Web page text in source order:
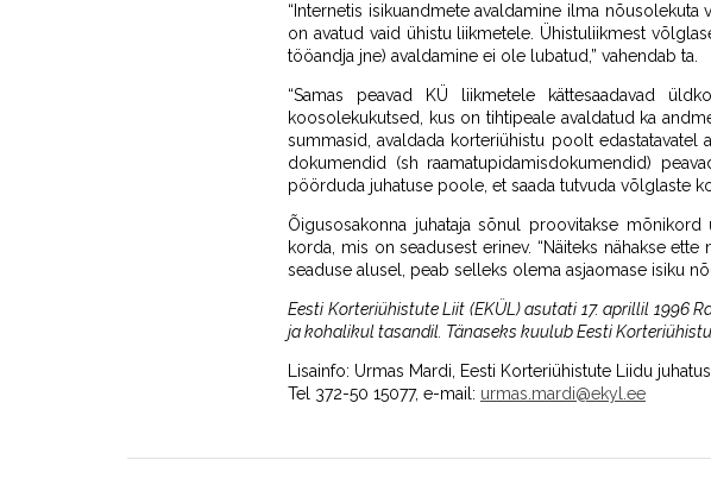
“Internetis isikuandmete avaldamine ilma
on avatud vaid ühistu liikmetele. Ühistuliikmest
tööandja jne) avaldamine ei ole lubatud,” vahendab ta.
“Samas peavad KÜ liikmetele kättesaadavad
koosolekukutsed, kus on tihtipeale avaldatud ka
summasid, avaldada korteriühistu poolt edastatavatel
dokumendid (sh raamatupidamisdokumendid)
pöörduda juhatuse poole, et saada tutvuda võlglaste
Õigusosakonna juhataja sõnul proovitakse
korda, mis on seadusest erinev. “Näiteks nähakse
seaduse alusel, peab selleks olema asjaomase isiku
Eesti Korteriühistute Liit (EKÜL) asutati 17. aprillil 1996
ja kohalikul tasandil. Tänaseks kuulub Eesti
Lisainfo: Urmas Mardi, Eesti Korteriühistute Liidu
Tel 372-50 15077, e-mail: urmas.mardi@ekyl.ee